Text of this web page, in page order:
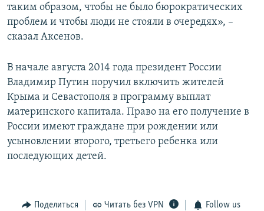
таким образом, чтобы не было бюрократических
проблем и чтобы люди не стояли в очередях», –
сказал Аксенов.
В начале августа 2014 года президент России
Владимир Путин поручил включить жителей
Крыма и Севастополя в программу выплат
материнского капитала. Право на его получение в
России имеют граждане при рождении или
усыновлении второго, третьего ребенка или
последующих детей.
Поделиться Читать без VPN Follow us